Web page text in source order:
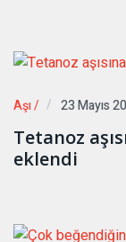
Aşı / 23 Mayıs
Tetanoz
eklendi